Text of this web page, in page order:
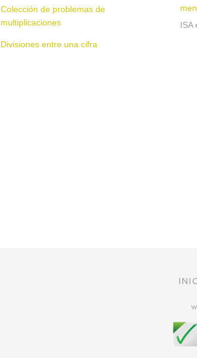
Colección de problemas de
multiplicaciones
Divisiones entre una cifra
ISA